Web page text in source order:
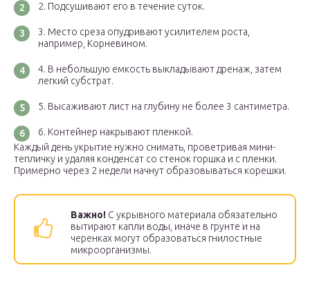
Подсушивают его в течение суток.
Место среза опудривают усилителем роста,
например, Корневином.
В небольшую емкость выкладывают дренаж, затем
легкий субстрат.
Высаживают лист на глубину не более 3 сантиметра.
Контейнер накрывают пленкой.
Каждый день укрытие нужно снимать, проветривая мини-
тепличку и удаляя конденсат со стенок горшка и с пленки.
Примерно через 2 недели начнут образовываться корешки.
Важно! С укрывного материала обязательно
вытирают капли воды, иначе в грунте и на
черенках могут образоваться гнилостные
микроорганизмы.